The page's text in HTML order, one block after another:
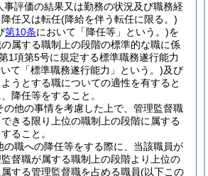
事評価の結果又は勤務の状況及び職務経
任又は転任(降給を伴う転任に限る。)
第10条において「降任等」という。)を
属する職制上の段階の標準的な職に係
1項第5号に規定する標準職務遂行能力
て「標準職務遂行能力」という。)及び
うとする職についての適性を有すると
降任等をすること。
の他の事情を考慮した上で、管理監督職
きる限り上位の職制上の段階に属する
ること。
の職への降任等をする際に、当該職員が
督職が属する職制上の段階より上位の
する管理監督職を占める職員(以下この